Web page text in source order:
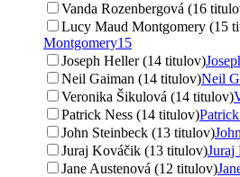
Vanda Rozenbergová (16
Lucy Maud Montgomery (15
Montgomery15
Joseph Heller (14 titulov)
Neil Gaiman (14 titulov)Neil
Veronika Šikulová (14 titulov)
Patrick Ness (14 titulov)
John Steinbeck (13 titulov)
Juraj Kováčik (13 titulov)Juraj
Jane Austenová (12 titulov)